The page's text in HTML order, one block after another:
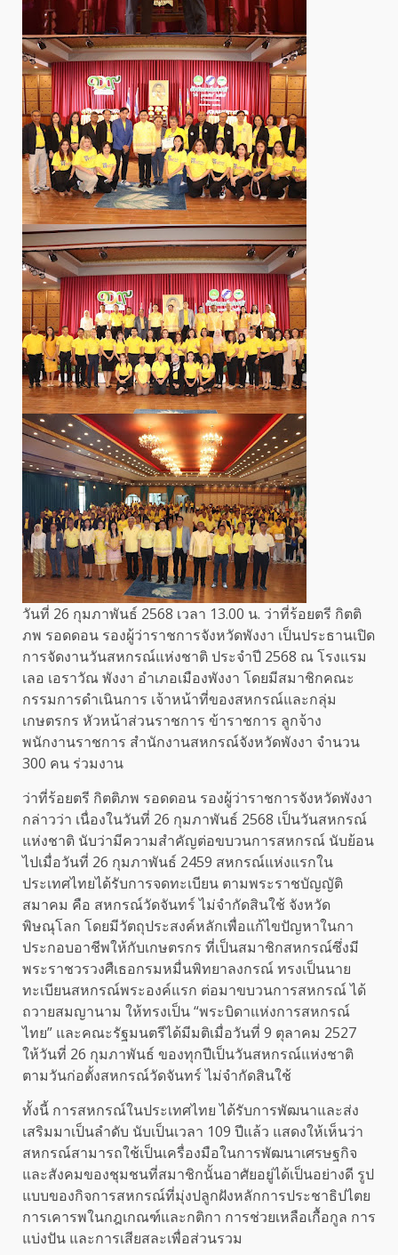
วันที่ 26 กุมภาพันธ์ 2568 เวลา 13.00 น. ว่าที่ร้อยตรี กิตติ
ภพ รอดดอน รองผู้ว่าราชการจังหวัดพังงา เป็นประธานเปิด
การจัดงานวันสหกรณ์แห่งชาติ ประจำปี 2568 ณ โรงแรม
เลอ เอราวัณ พังงา อำเภอเมืองพังงา โดยมีสมาชิกคณะ
กรรมการดำเนินการ เจ้าหน้าที่ของสหกรณ์และกลุ่ม
เกษตรกร หัวหน้าส่วนราชการ ข้าราชการ ลูกจ้าง
พนักงานราชการ สำนักงานสหกรณ์จังหวัดพังงา จำนวน
300 คน ร่วมงาน
ว่าที่ร้อยตรี กิตติภพ รอดดอน รองผู้ว่าราชการจังหวัดพังงา
กล่าวว่า เนื่องในวันที่ 26 กุมภาพันธ์ 2568 เป็นวันสหกรณ์
แห่งชาติ นับว่ามีความสำคัญต่อขบวนการสหกรณ์ นับย้อน
ไปเมื่อวันที่ 26 กุมภาพันธ์ 2459 สหกรณ์แห่งแรกใน
ประเทศไทยได้รับการจดทะเบียน ตามพระราชบัญญัติ
สมาคม คือ สหกรณ์วัดจันทร์ ไม่จำกัดสินใช้ จังหวัด
พิษณุโลก โดยมีวัตถุประสงค์หลักเพื่อแก้ไขปัญหาในกา
ประกอบอาชีพให้กับเกษตรกร ที่เป็นสมาชิกสหกรณ์ซึ่งมี
พระราชวรวงศืเธอกรมหมื่นพิทยาลงกรณ์ ทรงเป็นนาย
ทะเบียนสหกรณ์พระองค์แรก ต่อมาขบวนการสหกรณ์ ได้
ถวายสมญานาม ให้ทรงเป็น “พระบิดาแห่งการสหกรณ์
ไทย” และคณะรัฐมนตรีได้มีมติเมื่อวันที่ 9 ตุลาคม 2527
ให้วันที่ 26 กุมภาพันธ์ ของทุกปีเป็นวันสหกรณ์แห่งชาติ
ตามวันก่อตั้งสหกรณ์วัดจันทร์ ไม่จำกัดสินใช้
ทั้งนี้ การสหกรณ์ในประเทศไทย ได้รับการพัฒนาและส่ง
เสริมมาเป็นลำดับ นับเป็นเวลา 109 ปีแล้ว แสดงให้เห็นว่า
สหกรณ์สามารถใช้เป็นเครื่องมือในการพัฒนาเศรษฐกิจ
และสังคมของชุมชนที่สมาชิกนั้นอาศัยอยู่ได้เป็นอย่างดี รูป
แบบของกิจการสหกรณ์ที่มุ่งปลูกฝังหลักการประชาธิปไตย
การเคารพในกฎเกณฑ์และกติกา การช่วยเหลือเกื้อกูล การ
แบ่งปัน และการเสียสละเพื่อส่วนรวม